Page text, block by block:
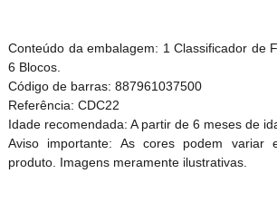
Conteúdo da embalagem: 1 Classificador de
6 Blocos.
Código de barras: 887961037500
Referência: CDC22
Idade recomendada: A partir de 6 meses de
Aviso importante: As cores podem variar
produto. Imagens meramente ilustrativas.